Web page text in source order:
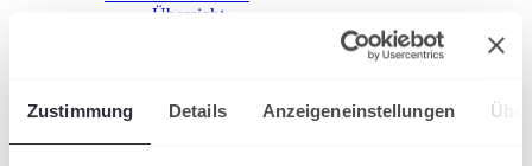
Zustimmung Details Anzeigeneinstellungen
Übersicht
Jugend trainiert
Ehrenamt fördern